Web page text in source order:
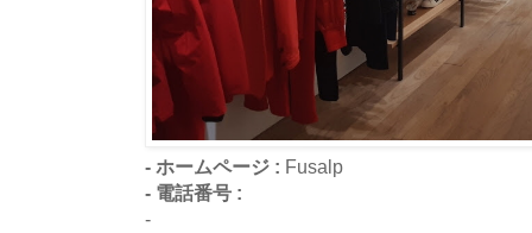
- ホームページ : Fusalp
- 電話番号 :
-